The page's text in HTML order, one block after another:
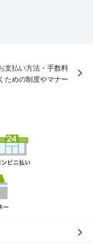
支払い方法・手数料
ための制度やマナー